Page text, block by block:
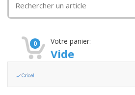
0 Votre panier:
Vide